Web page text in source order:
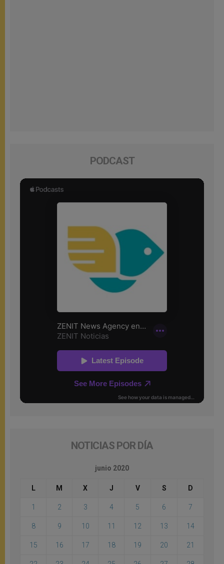
PODCAST
NOTICIAS POR DÍA
junio 2020
L M X J V S D
1 2 3 4 5 6 7
8 9 10 11 12 13 14
15 16 17 18 19 20 21